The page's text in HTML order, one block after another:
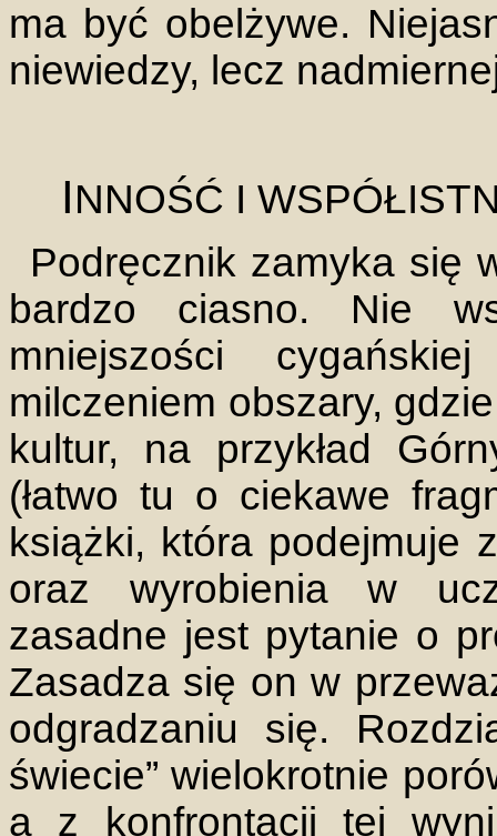
ma być obelżywe.
niewiedzy, lecz
INNOŚĆ I
Podręcznik zamyka się
bardzo ciasno. Nie
mniejszości
milczeniem obszary,
kultur, na przykład
(łatwo tu o ciekawe
książki, która podejmuje
oraz wyrobienia w
zasadne jest pytanie o
Zasadza się on w
odgradzaniu się.
świecie” wielokrotnie
a z konfrontacji tej